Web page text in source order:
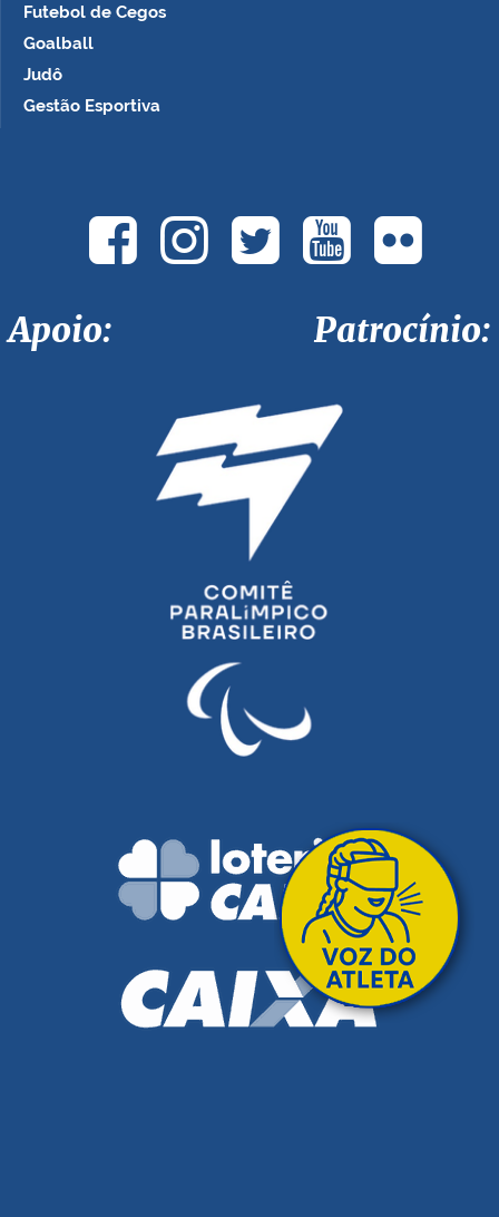
Futebol de Cegos
Goalball
Judô
Gestão Esportiva
Apoio: Patrocínio: